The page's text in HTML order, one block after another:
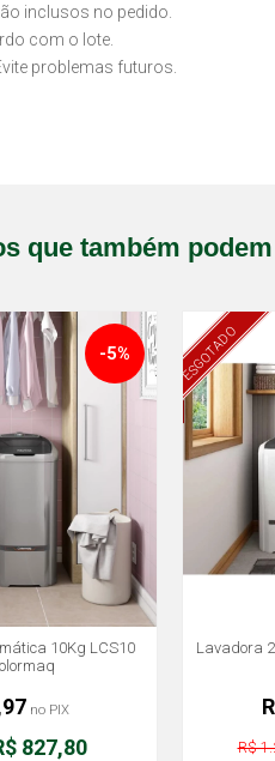
inclusos no pedido.
com o lote.
problemas futuros.
que também
10Kg LCS10
-5%
827,80
no PIX
ESGOTADO
Lavadora
R$